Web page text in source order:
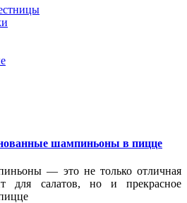
шампиньоны в пицце
— это не только отличная
для салатов, но и прекрасное